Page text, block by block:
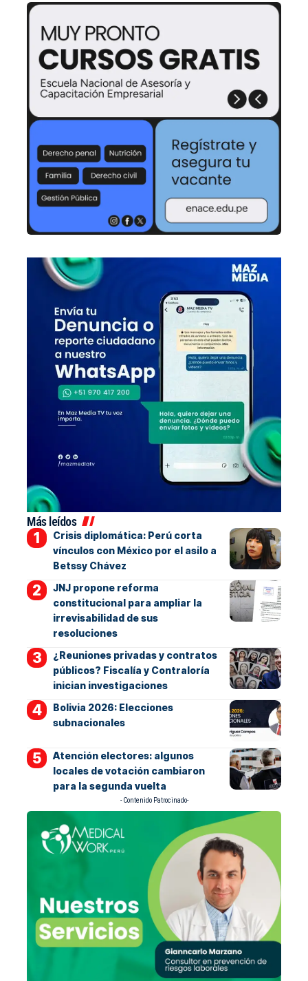
Más leídos
Crisis diplomática: Perú corta
vínculos con México por el asilo a
Betssy Chávez
JNJ propone reforma
constitucional para ampliar la
irrevisabilidad de sus
resoluciones
¿Reuniones privadas y contratos
públicos? Fiscalía y Contraloría
inician investigaciones
Bolivia 2026: Elecciones
subnacionales
Atención electores: algunos
locales de votación cambiaron
para la segunda vuelta
- Contenido Patrocinado-